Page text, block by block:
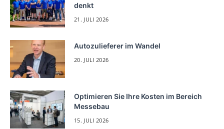
denkt
21. JULI 2026
Autozulieferer im Wandel
20. JULI 2026
Optimieren Sie Ihre Kosten im Bereich
Messebau
15. JULI 2026